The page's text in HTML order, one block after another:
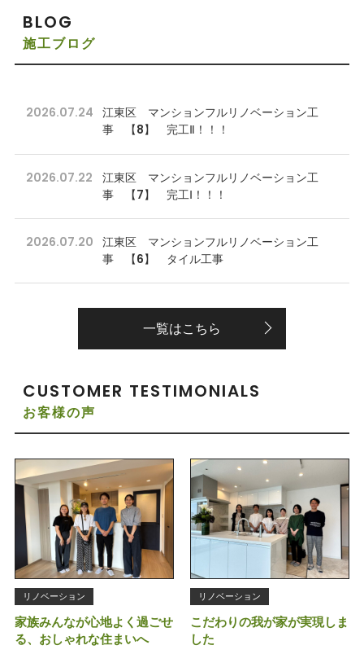
BLOG
施工ブログ
2026.07.24
江東区 マンションフルリノベーション工
事 【8】 完工Ⅱ！！！
2026.07.22
江東区 マンションフルリノベーション工
事 【7】 完工Ⅰ！！！
2026.07.20
江東区 マンションフルリノベーション工
事 【6】 タイル工事
一覧はこちら
CUSTOMER TESTIMONIALS
お客様の声
リノベーション
家族みんなが心地よく過ごせ
る、おしゃれな住まいへ
リノベーション
こだわりの我が家が実現しま
した